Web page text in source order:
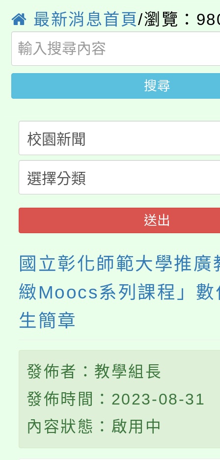
系所師生報名參加。
學籍身 分審查程序及
版
淨零綠領人才培育課程
公告本校115學年度第
代理(課)教師甄選結果(
「2026金融保險知識
桃園市115學年度學生
代理(課)教師甄選結果(
公告本校115學年度第
代理(課)教師甄選結果(
轉知中國文化大學推廣
《TA101》溝通分析基
程，歡迎學生輔導中心
系所師生報名參加。
最新消息首頁/瀏覽：
搜尋
送出
國立彰化師範大學推廣
緻Moocs系列課程」
生簡章
發佈者：教學組長
發佈時間：2023-08-31
內容狀態：啟用中